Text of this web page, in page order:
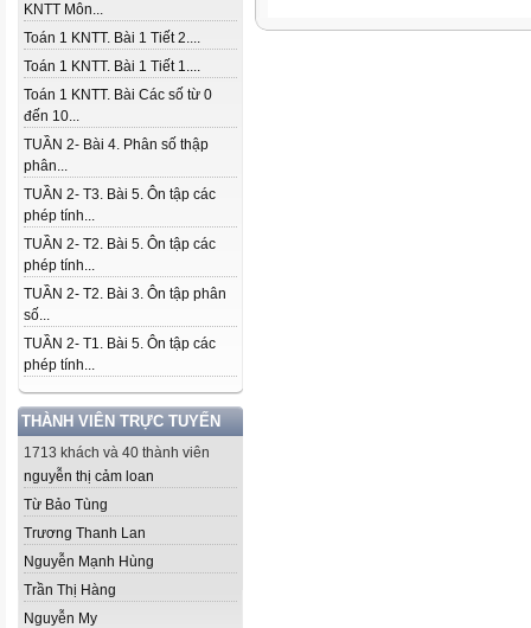
KNTT Môn...
Toán 1 KNTT. Bài 1 Tiết 2....
Toán 1 KNTT. Bài 1 Tiết 1....
Toán 1 KNTT. Bài Các số từ 0
đến 10...
TUẦN 2- Bài 4. Phân số thập
phân...
TUẦN 2- T3. Bài 5. Ôn tập các
phép tính...
TUẦN 2- T2. Bài 5. Ôn tập các
phép tính...
TUẦN 2- T2. Bài 3. Ôn tập phân
số...
TUẦN 2- T1. Bài 5. Ôn tập các
phép tính...
THÀNH VIÊN TRỰC TUYẾN
1713 khách và 40 thành viên
nguyễn thị cảm loan
Từ Bảo Tùng
Trương Thanh Lan
Nguyễn Mạnh Hùng
Trần Thị Hàng
Nguyễn My